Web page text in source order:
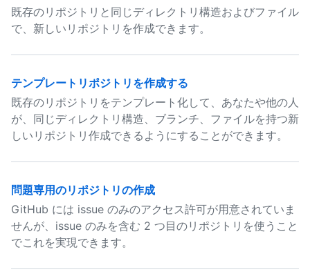
既存のリポジトリと同じディレクトリ構造およびファイル
で、新しいリポジトリを作成できます。
テンプレートリポジトリを作成する
既存のリポジトリをテンプレート化して、あなたや他の人
が、同じディレクトリ構造、ブランチ、ファイルを持つ新
しいリポジトリ作成できるようにすることができます。
問題専用のリポジトリの作成
GitHub には issue のみのアクセス許可が用意されていま
せんが、issue のみを含む 2 つ目のリポジトリを使うこと
でこれを実現できます。